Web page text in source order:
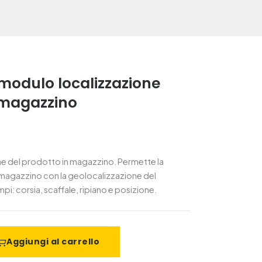
localizzazione
del prodotto in magazzino. Permette la
con la geolocalizzazione del
corsia, scaffale, ripiano e posizione.
Aggiungi al carrello